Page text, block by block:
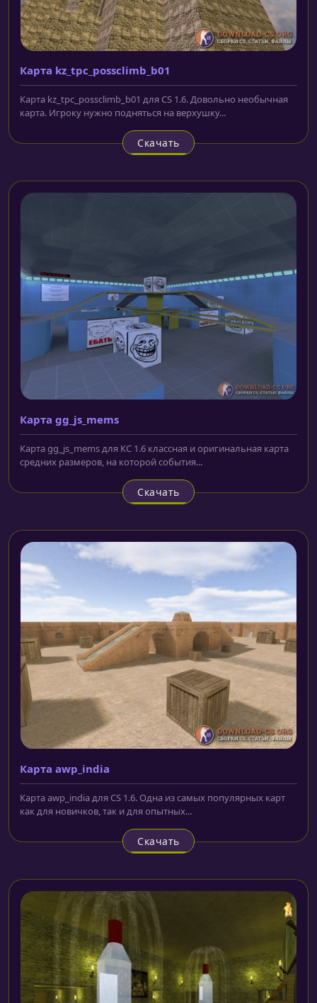
Карта kz_tpc_possclimb_b01
Карта kz_tpc_possclimb_b01 для CS 1.6. Довольно необычная
карта. Игроку нужно подняться на верхушку...
Скачать
Карта gg_js_mems
Карта gg_js_mems для КС 1.6 классная и оригинальная карта
средних размеров, на которой события...
Скачать
Карта awp_india
Карта awp_india для CS 1.6. Одна из самых популярных карт
как для новичков, так и для опытных...
Скачать